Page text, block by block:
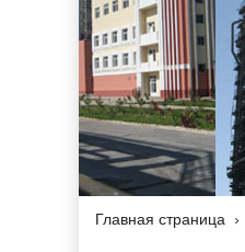
Главная страница